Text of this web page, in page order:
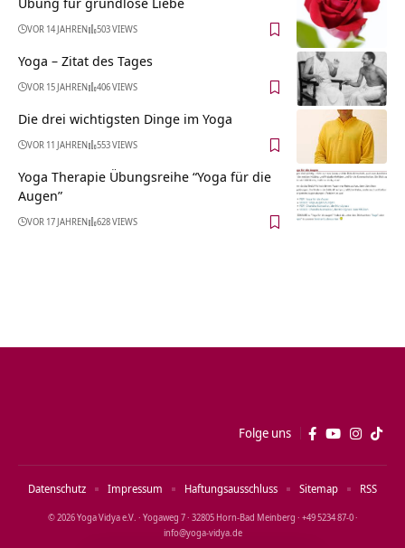
VOR 14 JAHREN 503 VIEWS
Yoga – Zitat des Tages
VOR 15 JAHREN 406 VIEWS
Die drei wichtigsten Dinge im Yoga
VOR 11 JAHREN 553 VIEWS
Yoga Therapie Übungsreihe “Yoga für die
Augen”
VOR 17 JAHREN 628 VIEWS
Folge uns
© 2026 Yoga Vidya e.V. · Yogaweg 7 · 32805 Horn‑Bad Meinberg · +49 5234 87‑0 ·
info@yoga‑vidya.de
Datenschutz Impressum Haftungsausschluss Sitemap RSS